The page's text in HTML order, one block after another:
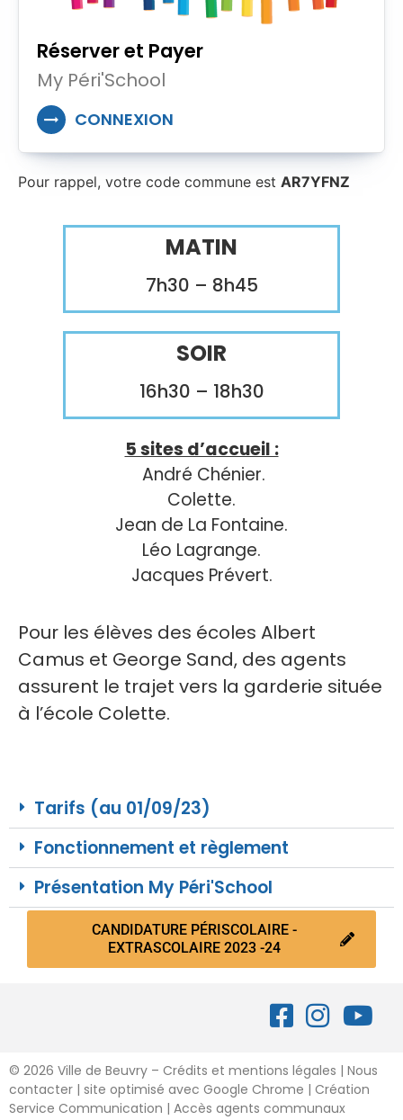
Réserver et Payer
My Péri'School
CONNEXION
Pour rappel, votre code commune est AR7YFNZ
MATIN
7h30 – 8h45
SOIR
16h30 – 18h30
5 sites d’accueil :
André Chénier.
Colette.
Jean de La Fontaine.
Léo Lagrange.
Jacques Prévert.
Pour les élèves des écoles Albert
Camus et George Sand, des agents
assurent le trajet vers la garderie située
à l’école Colette.
Tarifs (au 01/09/23)
Fonctionnement et règlement
Présentation My Péri'School
CANDIDATURE PÉRISCOLAIRE -
EXTRASCOLAIRE 2023 -24
© 2026 Ville de Beuvry – Crédits et mentions légales | Nous
contacter | site optimisé avec Google Chrome | Création
Service Communication | Accès agents communaux